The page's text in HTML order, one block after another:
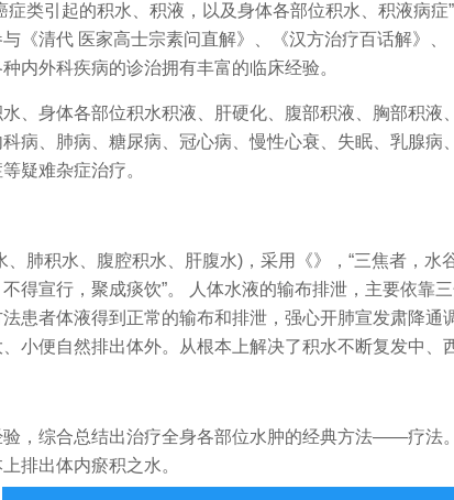
症类引起的积水、积液，以及身体各部位积水、积液病
《清代 医家高士宗素问直解》、《汉方治疗百话解》
内外科疾病的诊治拥有丰富的临床经验。
身体各部位积水积液、肝硬化、腹部积液、胸部积液
病、肺病、糖尿病、冠心病、慢性心衰、失眠、乳腺病
疑难杂症治疗。
积水、腹腔积水、肝腹水)，采用《》，“三焦者，水
得宣行，聚成痰饮”。 人体水液的输布排泄，主要依靠
患者体液得到正常的输布和排泄，强心开肺宣发肃降通
小便自然排出体外。从根本上解决了积水不断复发中、
综合总结出治疗全身各部位水肿的经典方法——疗法
排出体内瘀积之水。